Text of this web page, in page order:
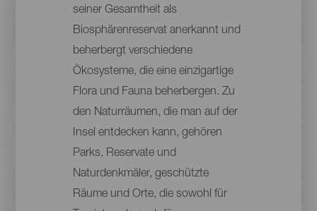
seiner Gesamtheit als
Biosphärenreservat anerkannt und
beherbergt verschiedene
Ökosysteme, die eine einzigartige
Flora und Fauna beherbergen. Zu
den Naturräumen, die man auf der
Insel entdecken kann, gehören
Parks, Reservate und
Naturdenkmäler, geschützte
Räume und Orte, die sowohl für